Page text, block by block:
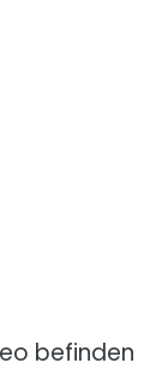
befinden